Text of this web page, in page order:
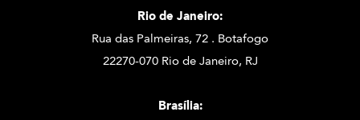
Rio de Janeiro:
Rua das Palmeiras, 72 . Botafogo
22270-070 Rio de Janeiro, RJ
Brasília: